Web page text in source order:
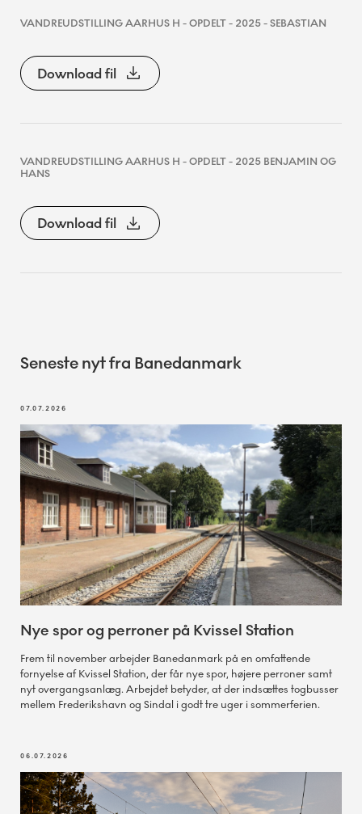
VANDREUDSTILLING AARHUS H - OPDELT - 2025 - SEBASTIAN
Download fil
VANDREUDSTILLING AARHUS H - OPDELT - 2025 BENJAMIN OG
HANS
Download fil
Seneste nyt fra Banedanmark
07.07.2026
Nye spor og perroner på Kvissel Station
Frem til november arbejder Banedanmark på en omfattende
fornyelse af Kvissel Station, der får nye spor, højere perroner samt
nyt overgangsanlæg. Arbejdet betyder, at der indsættes togbusser
mellem Frederikshavn og Sindal i godt tre uger i sommerferien.
06.07.2026